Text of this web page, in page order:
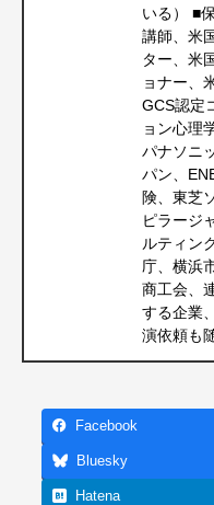
いる） ■
講師、米
ター、米
ョナー、
GCS認定
ョン心理
パナソニ
パン、
険、東芝
ピラージ
ルティン
庁、横浜
商工会、
する企業
演依頼も
Facebook
Bluesky
Hatena